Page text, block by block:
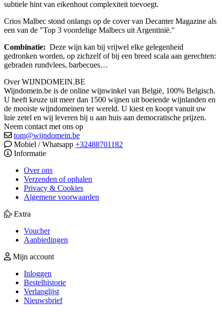
subtiele hint van eikenhout complexiteit toevoegt.
Crios Malbec stond onlangs op de cover van Decanter Magazine als
een van de "Top 3 voordelige Malbecs uit Argentinië."
Combinatie: Deze wijn kan bij vrijwel elke gelegenheid
gedronken worden, op zichzelf of bij een breed scala aan gerechten:
gebraden rundvlees, barbecues…
Over WIJNDOMEIN.BE
Wijndomein.be is de online wijnwinkel van België, 100% Belgisch.
U heeft keuze uit meer dan 1500 wijnen uit boeiende wijnlanden en
de mooiste wijndomeinen ter wereld. U kiest en koopt vanuit uw
luie zetel en wij leveren bij u aan huis aan democratische prijzen.
Neem contact met ons op
tom@wijndomein.be
Mobiel / Whatsapp +32488701182
Informatie
Over ons
Verzenden of ophalen
Privacy & Cookies
Algemene voorwaarden
Extra
Voucher
Aanbiedingen
Mijn account
Inloggen
Bestelhistorie
Verlanglijst
Nieuwsbrief